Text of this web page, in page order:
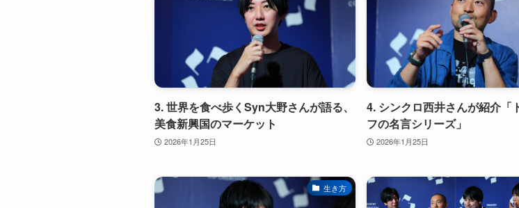
3. 世界を食べ歩くSyn大野さんが語る、
美食新興国のマーケット
2026年1月25日
4. シンクロ西井さんが紹介「
フの名言シリーズ」
2026年1月25日
生き方